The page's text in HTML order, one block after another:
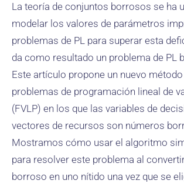
La teoría de conjuntos borrosos se ha
modelar los valores de parámetros
problemas de PL para superar esta
da como resultado un problema de PL
Este artículo propone un nuevo
problemas de programación lineal de
(FVLP) en los que las variables de
vectores de recursos son números
Mostramos cómo usar el algoritmo
para resolver este problema al
borroso en uno nítido una vez que se